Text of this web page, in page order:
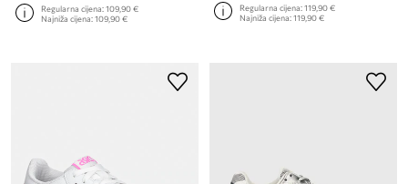
Regularna cijena:109,90 €
Najniža cijena:109,90 €
Regularna cijena:119,90 €
Najniža cijena:119,90 €